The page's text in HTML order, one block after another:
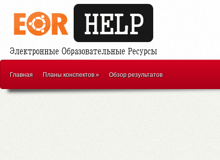
Главная Планы конспектов» Обзор результатов